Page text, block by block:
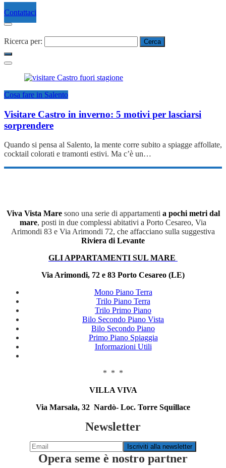
Contattaci
Ricerca per:
Cosa fare in Salento
Visitare Castro in inverno: 5 motivi per lasciarsi
sorprendere
Quando si pensa al Salento, la mente corre subito a spiagge affollate,
cocktail colorati e tramonti estivi. Ma c’è un…
Viva Vista Maresono una serie di appartamenti a pochi metri dal
mare, posti in due complessi abitativi a Porto Cesareo, Via
Arimondi 83 e Via Arimondi 72, che affacciano sulla suggestiva
Riviera di Levante
GLI APPARTAMENTI SUL MARE
Via Arimondi, 72 e 83 Porto Cesareo (LE)
Mono Piano Terra
Trilo Piano Terra
Trilo Primo Piano
Bilo Secondo Piano Vista
Bilo Secondo Piano
Primo Piano Spiaggia
Informazioni Utili
* * *
VILLA VIVA
Via Marsala, 32 Nardò- Loc. Torre Squillace
Newsletter
Opera seme è nostro partner